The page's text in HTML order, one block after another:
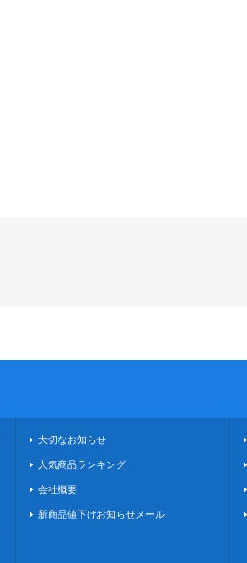
大切なお知らせ
人気商品ランキング
会社概要
新商品値下げお知らせメール